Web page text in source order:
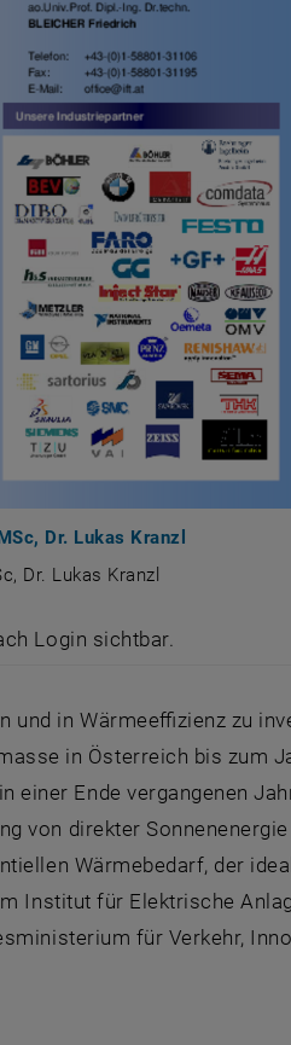
Dr. Lukas Kranzl
Dr. Lukas Kranzl
Login sichtbar.
und in Wärmeeffizienz zu
in Österreich bis zum
einer Ende vergangenen
von direkter
Wärmebedarf, der
Institut für Elektrische
für Verkehr,